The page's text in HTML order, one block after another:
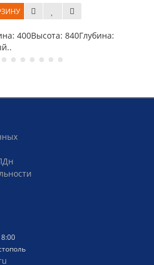
400Высота: 840Глубина: